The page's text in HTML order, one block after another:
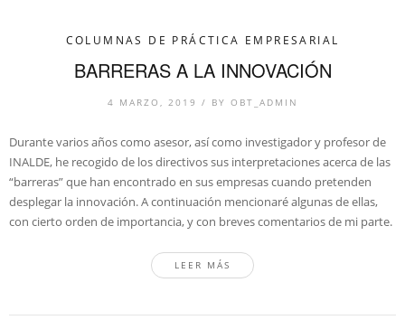
COLUMNAS DE PRÁCTICA EMPRESARIAL
BARRERAS A LA INNOVACIÓN
4 MARZO, 2019 / BY OBT_ADMIN
Durante varios años como asesor, así como investigador y profesor de
INALDE, he recogido de los directivos sus interpretaciones acerca de las
“barreras” que han encontrado en sus empresas cuando pretenden
desplegar la innovación. A continuación mencionaré algunas de ellas,
con cierto orden de importancia, y con breves comentarios de mi parte.
LEER MÁS